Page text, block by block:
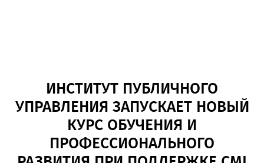
ИНСТИТУТ ПУБЛИЧНОГО
УПРАВЛЕНИЯ ЗАПУСКАЕТ НОВЫЙ
КУРС ОБУЧЕНИЯ И
ПРОФЕССИОНАЛЬНОГО